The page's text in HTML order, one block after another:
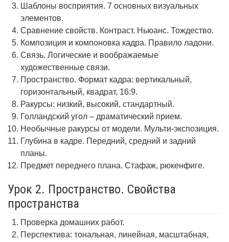
Шаблоны восприятия. 7 основных визуальных
элементов.
Сравнение свойств. Контраст. Ньюанс. Тождество.
Композиция и компоновка кадра. Правило ладони.
Связь. Логические и воображаемые
художественные связи.
Пространство. Формат кадра: вертикальный,
горизонтальный, квадрат, 16:9.
Ракурсы: низкий, высокий, стандартный.
Голландский угол – драматический прием.
Необычные ракурсы от модели. Мульти-экспозиция.
Глубина в кадре. Передний, средний и задний
планы.
Предмет переднего плана. Стафаж, рюкенфиге.
Урок 2. Пространство. Свойства
пространства
Проверка домашних работ.
Перспектива: тональная, линейная, масштабная,